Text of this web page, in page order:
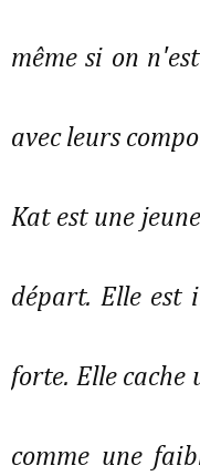
même si on
avec leurs
Kat est une
départ. Elle est
forte. Elle cache
comme une